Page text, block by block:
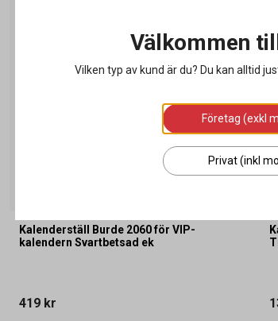
Kalenderställ Burde 2060 för VIP-
kalendern Svartbetsad ek
419 kr
Välkommen
Vilken typ av kund är du? Du kan alltid
Företag (exkl
Privat (inkl